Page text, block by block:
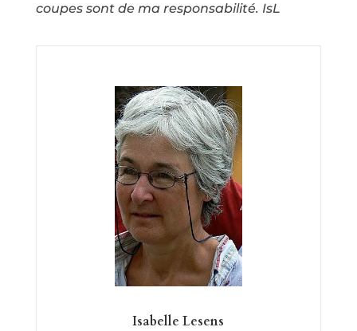
coupes sont de ma responsabilité. IsL
Isabelle Lesens